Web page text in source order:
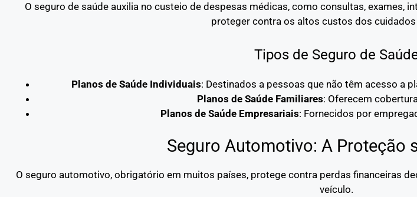
O seguro de saúde auxilia no custeio de despesas médicas, como consultas, exames,
proteger contra os altos custos dos cuidados
Tipos de Seguro de
Planos de Saúde Individuais: Destinados a pessoas que não têm acesso a
Planos de Saúde Familiares: Oferecem
Planos de Saúde Empresariais: Fornecidos por
Seguro Automotivo: A Proteção
O seguro automotivo, obrigatório em muitos países, protege contra perdas financeiras
veículo.